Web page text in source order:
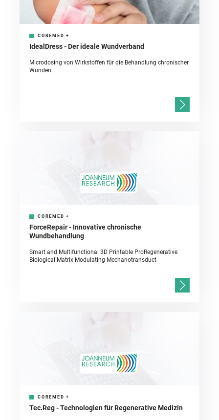
COREMED +
IdealDress - Der ideale Wundverband
Microdosing von Wirkstoffen für die Behandlung chronischer
Wunden.
COREMED +
ForceRepair - Innovative chronische
Wundbehandlung
Smart and Multifunctional 3D Printable ProRegenerative
Biological Matrix Modulating Mechanotransduct
COREMED +
Tec.Reg - Technologien für Regenerative Medizin